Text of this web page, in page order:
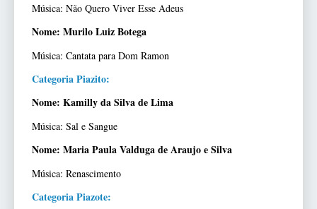
Música: Não Quero Viver Esse Adeus
Nome: Murilo Luiz Botega
Música: Cantata para Dom Ramon
Categoria Piazito:
Nome: Kamilly da Silva de Lima
Música: Sal e Sangue
Nome: Maria Paula Valduga de Araujo e Silva
Música: Renascimento
Categoria Piazote: